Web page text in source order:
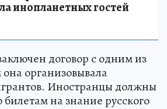
инопланетных гостей
договор с одним из
организовывала
Иностранцы должны
билетам на знание русского